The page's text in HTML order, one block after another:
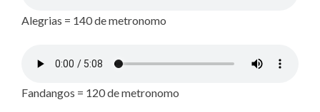
Alegrias = 140 de metronomo
Fandangos = 120 de metronomo